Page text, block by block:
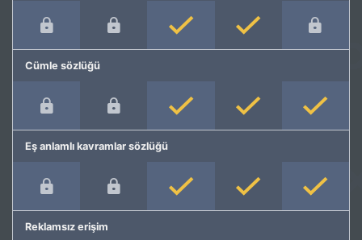
Cümle sözlüğü
Eş anlamlı kavramlar sözlüğü
Reklamsız erişim